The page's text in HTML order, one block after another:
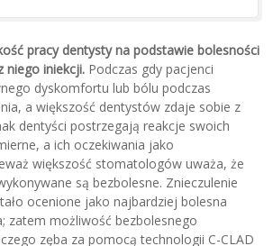
pracy dentysty na podstawie bolesności
niego iniekcji. Podczas gdy pacjenci
dyskomfortu lub bólu podczas
a większość dentystów zdaje sobie z
dentyści postrzegają reakcje swoich
a ich oczekiwania jako
większość stomatologów uważa, że
są bezbolesne. Znieczulenie
ocenione jako najbardziej bolesna
zatem możliwość bezbolesnego
zęba za pomocą technologii C-CLAD